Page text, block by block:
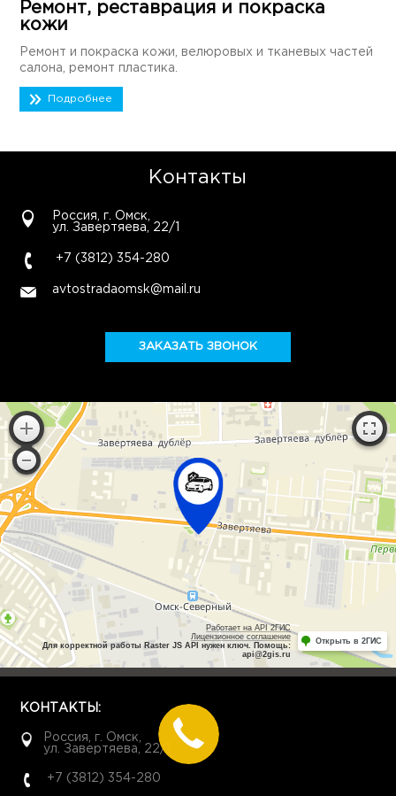
Ремонт, реставрация и покраска
кожи
Ремонт и покраска кожи, велюровых и тканевых частей
салона, ремонт пластика.
Подробнее
Контакты
Россия, г. Омск,
ул. Завертяева, 22/1
+7 (3812) 354-280
avtostradaomsk@mail.ru
ЗАКАЗАТЬ ЗВОНОК
Работает на API 2ГИС
Лицензионное соглашение
Для корректной работы Raster JS API нужен ключ. Помощь:
api@2gis.ru
Открыть в 2ГИС
КОНТАКТЫ:
Россия, г. Омск,
ул. Завертяева, 22/1
+7 (3812) 354-280